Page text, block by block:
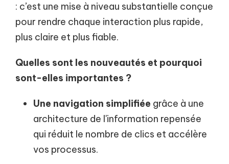
: c’est une mise à niveau substantielle conçue
pour rendre chaque interaction plus rapide,
plus claire et plus fiable.
Quelles sont les nouveautés et pourquoi
sont-elles importantes ?
Une navigation simplifiée grâce à une
architecture de l'information repensée
qui réduit le nombre de clics et accélère
vos processus.